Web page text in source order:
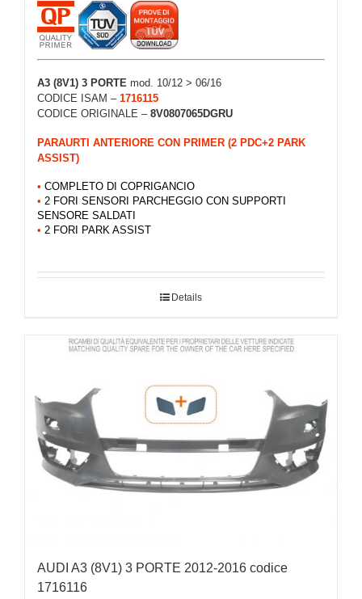
A3 (8V1) 3 PORTE mod. 10/12 > 06/16
CODICE ISAM – 1716115
CODICE ORIGINALE – 8V0807065DGRU
PARAURTI ANTERIORE CON PRIMER (2 PDC+2 PARK
ASSIST)
• COMPLETO DI COPRIGANCIO
• 2 FORI SENSORI PARCHEGGIO CON SUPPORTI
SENSORE SALDATI
• 2 FORI PARK ASSIST
Details
AUDI A3 (8V1) 3 PORTE 2012-2016 codice
1716116